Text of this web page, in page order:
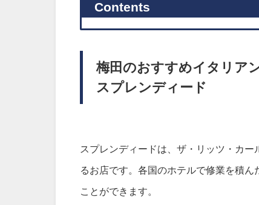
Contents
梅田のおすすめイタリア
スプレンディード
スプレンディードは、ザ・リッツ・カ
るお店です。各国のホテルで修業を積
ことができます。